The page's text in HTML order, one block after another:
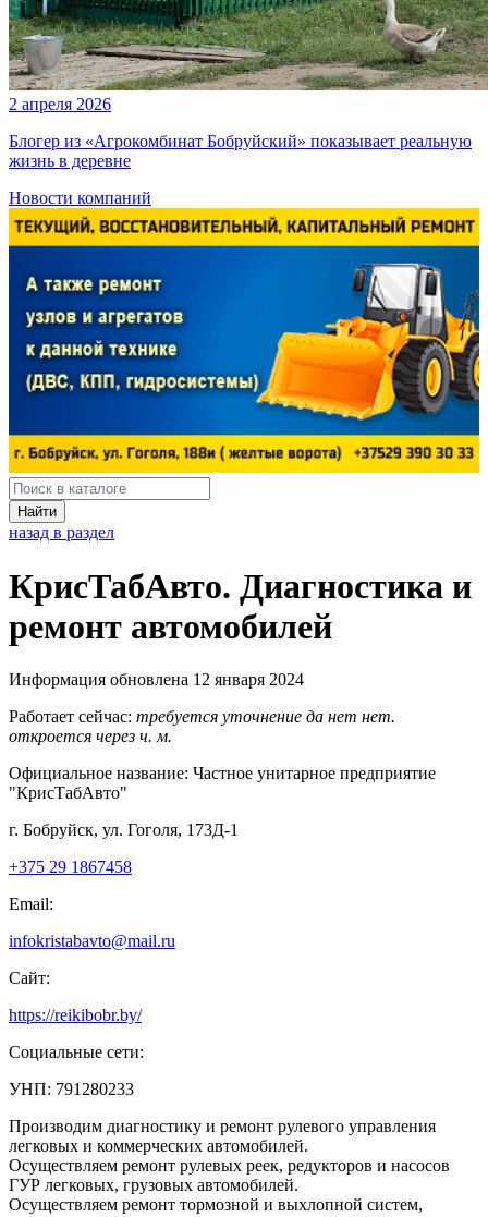
2 апреля 2026
Блогер из «Агрокомбинат Бобруйский» показывает реальную
жизнь в деревне
Новости компаний
Найти
назад в раздел
КрисТабАвто. Диагностика и
ремонт автомобилей
Информация обновлена 12 января 2024
Работает сейчас: требуется уточнение да нет нет.
откроется через ч. м.
Официальное название: Частное унитарное предприятие
"КрисТабАвто"
г. Бобруйск, ул. Гоголя, 173Д-1
+375 29 1867458
Email:
infokristabavto@mail.ru
Сайт:
https://reikibobr.by/
Социальные сети:
УНП: 791280233
Производим диагностику и ремонт рулевого управления
легковых и коммерческих автомобилей.
Осуществляем ремонт рулевых реек, редукторов и насосов
ГУР легковых, грузовых автомобилей.
Осуществляем ремонт тормозной и выхлопной систем,